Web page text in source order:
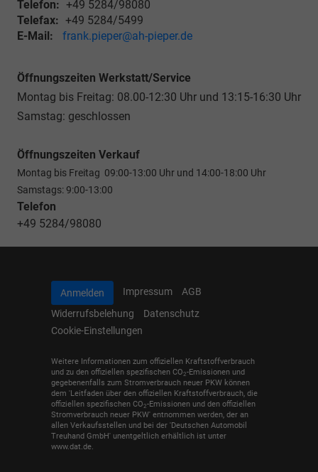
Telefon: +49 5284/98080
Telefax: +49 5284/5499
E-Mail:
frank.pieper@ah-pieper.de
Öffnungszeiten Werkstatt/Service
Montag bis Freitag: 08.00-12:30 Uhr und 13:15-16:30 Uhr
Samstag: geschlossen
Öffnungszeiten Verkauf
Montag bis Freitag 09:00-13:00 Uhr und 14:00-18:00 Uhr
Samstags: 9:00-13:00
Telefon
+49 5284/98080
Anmelden Impressum
AGB
Widerrufsbelehung
Datenschutz
Cookie-Einstellungen
Weitere Informationen zum offiziellen Kraftstoffverbrauch
und zu den offiziellen spezifischen CO2-Emissionen und
gegebenenfalls zum Stromverbrauch neuer PKW können
dem 'Leitfaden über den offiziellen Kraftstoffverbrauch, die
offiziellen spezifischen CO2-Emissionen und den offiziellen
Stromverbrauch neuer PKW' entnommen werden, der an
allen Verkaufsstellen und bei der 'Deutschen Automobil
Treuhand GmbH' unentgeltlich erhältlich ist unter
www.dat.de.